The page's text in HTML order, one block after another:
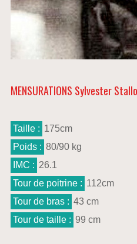
MENSURATIONS Sylvester
Taille : 175cm
Poids : 80/90 kg
IMC : 26.1
Tour de poitrine : 112cm
Tour de bras : 43 cm
Tour de taille : 99 cm